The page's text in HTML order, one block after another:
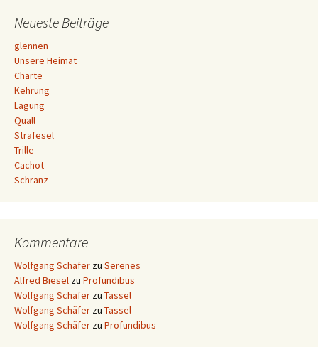
Navigation
Neueste Beiträge
glennen
Unsere Heimat
Charte
Kehrung
Lagung
Quall
Strafesel
Trille
Cachot
Schranz
Kommentare
Wolfgang Schäfer zu Serenes
Alfred Biesel zu Profundibus
Wolfgang Schäfer zu Tassel
Wolfgang Schäfer zu Tassel
Wolfgang Schäfer zu Profundibus